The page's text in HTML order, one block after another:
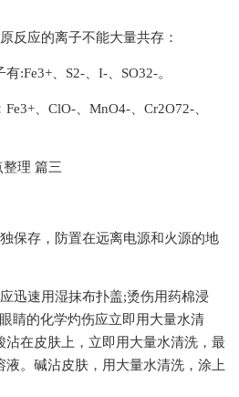
应的离子不能大量共存：
、S2-、I-、SO32-。
、ClO-、MnO4-、Cr2O72-、
理 篇三
存，防置在远离电源和火源的地
速用湿抹布扑盖;烫伤用药棉浸
睛的化学灼伤应立即用大量水清
沾在皮肤上，立即用大量水清洗，最
液。碱沾皮肤，用大量水清洗，涂上